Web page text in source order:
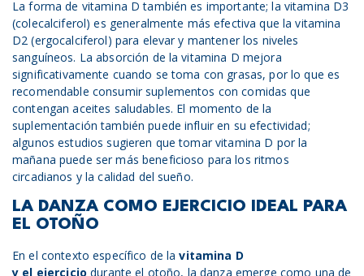
La forma de vitamina D también es importante; la vitamina D3
(colecalciferol) es generalmente más efectiva que la vitamina
D2 (ergocalciferol) para elevar y mantener los niveles
sanguíneos. La absorción de la vitamina D mejora
significativamente cuando se toma con grasas, por lo que es
recomendable consumir suplementos con comidas que
contengan aceites saludables. El momento de la
suplementación también puede influir en su efectividad;
algunos estudios sugieren que tomar vitamina D por la
mañana puede ser más beneficioso para los ritmos
circadianos y la calidad del sueño.
LA DANZA COMO EJERCICIO IDEAL PARA
EL OTOÑO
En el contexto específico de lavitamina D
y el ejercicio durante el otoño, la danza emerge como una de